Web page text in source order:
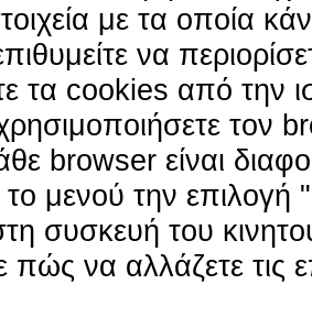
με τα οποία
να
τα cookies από την
τον
browser είναι
το μενού την επιλογή
συσκευή του
πώς να αλλάζετε τις